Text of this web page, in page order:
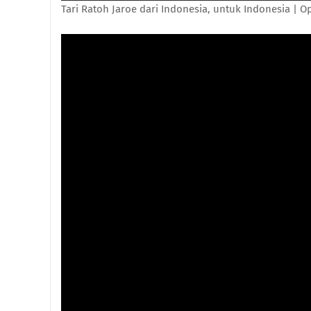
Tari Ratoh Jaroe dari Indonesia, untuk Indonesia |